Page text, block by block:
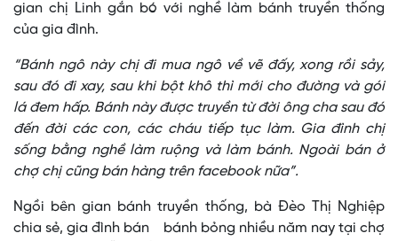
gian chị Linh gắn bó với nghề làm bánh truyền thống
của gia đình.
“Bánh ngô này chị đi mua ngô về vẽ đấy, xong rồi sảy,
sau đó đi xay, sau khi bột khô thì mới cho đường và gói
lá đem hấp. Bánh này được truyền từ đời ông cha sau đó
đến đời các con, các cháu tiếp tục làm. Gia đình chị
sống bằng nghề làm ruộng và làm bánh. Ngoài bán ở
chợ chị cũng bán hàng trên facebook nữa”.
Ngồi bên gian bánh truyền thống, bà Đèo Thị Nghiệp
chia sẻ, gia đình bán bánh bỏng nhiều năm nay tại chợ